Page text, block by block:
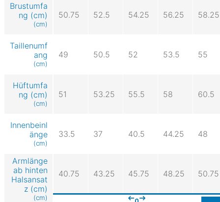
Brustumfa
ng (cm)
(cm)
50.75 52.5 54.25 56.25 58.25
Taillenumf
ang
(cm)
49 50.5 52 53.5 55
Hüftumfa
ng (cm)
(cm)
51 53.25 55.5 58 60.5
Innenbeinl
änge
(cm)
33.5 37 40.5 44.25 48
Armlänge
ab hinten
Halsansat
z (cm)
(cm)
40.75 43.25 45.75 48.25 50.75